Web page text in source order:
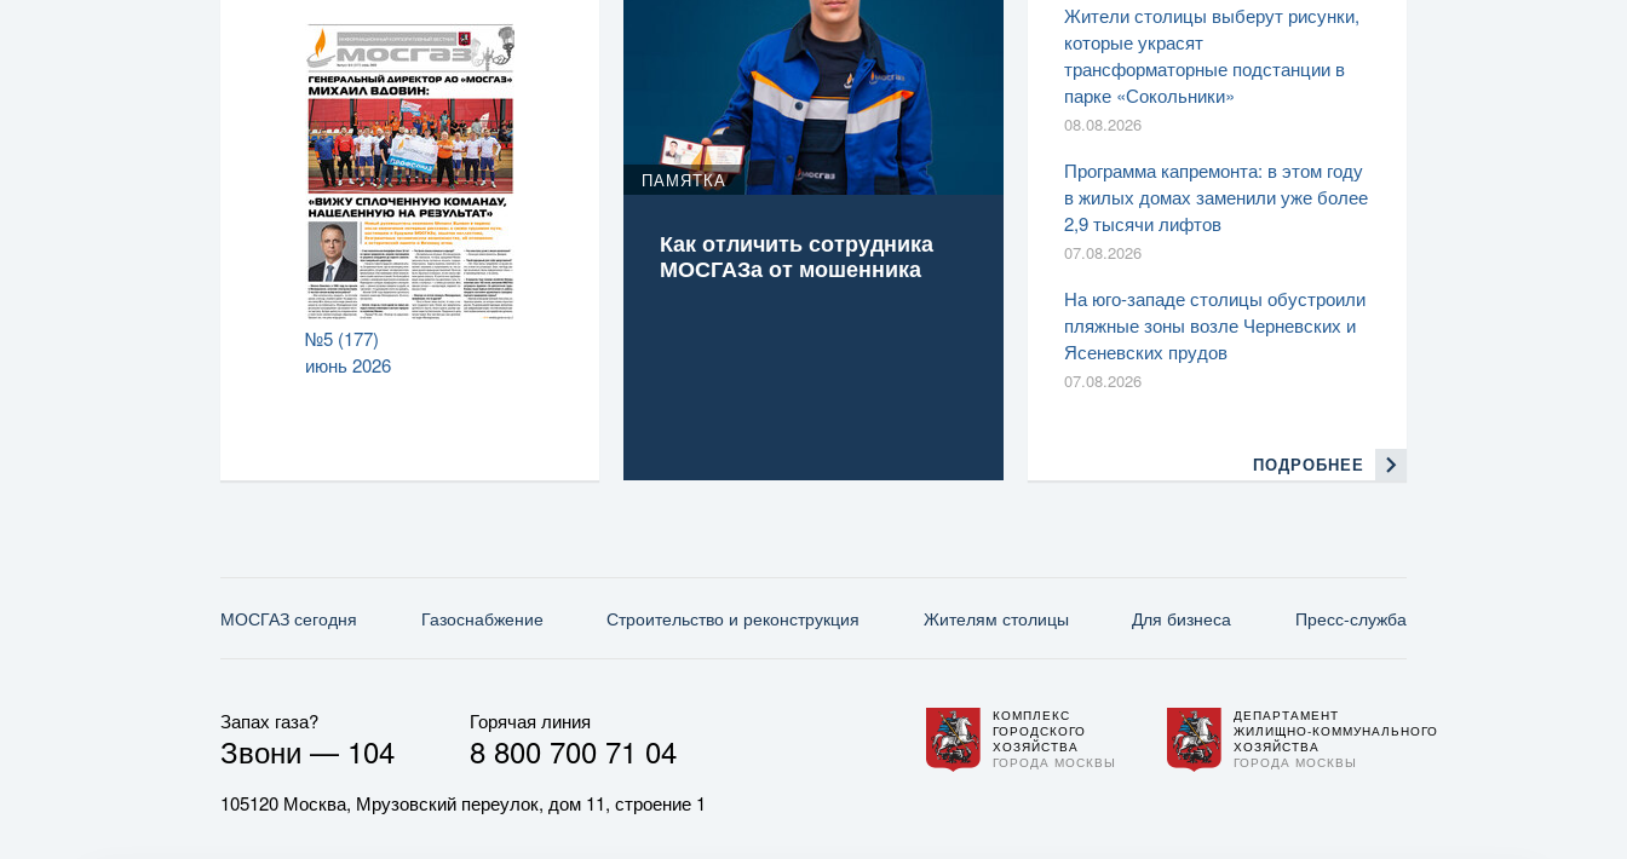
№5 (177)
июнь 2026
ПАМЯТКА
Как отличить сотрудника
МОСГАЗа от мошенника
Жители столицы выберут рисунки,
которые украсят
трансформаторные подстанции в
парке «Сокольники»
08.08.2026
Программа капремонта: в этом году
в жилых домах заменили уже более
2,9 тысячи лифтов
07.08.2026
На юго-западе столицы обустроили
пляжные зоны возле Черневских и
Ясеневских прудов
07.08.2026
ПОДРОБНЕЕ
МОСГАЗ сегодня Газо­снабжение Строительство и реконструкция Жителям столицы Для бизнеса Пресс-служба
Запах газа?
Звони — 104
Горячая линия
8 800 700 71 04
105120 Москва, Мрузовский переулок, дом 11, строение 1
КОМПЛЕКС
ГОРОДСКОГО
ХОЗЯЙСТВА
ГОРОДА МОСКВЫ
ДЕПАРТАМЕНТ
ЖИЛИЩНО-КОММУНАЛЬНОГО
ХОЗЯЙСТВА
ГОРОДА МОСКВЫ